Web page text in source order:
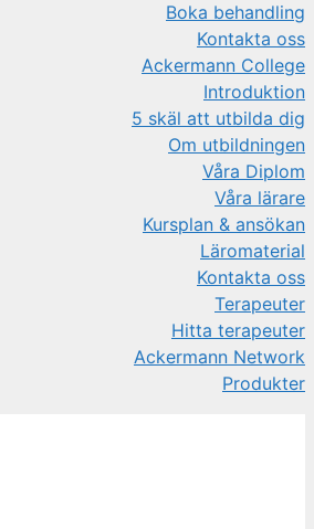
Boka behandling
Kontakta oss
Ackermann College
Introduktion
5 skäl att utbilda dig
Om utbildningen
Våra Diplom
Våra lärare
Kursplan & ansökan
Läromaterial
Kontakta oss
Terapeuter
Hitta terapeuter
Ackermann Network
Produkter